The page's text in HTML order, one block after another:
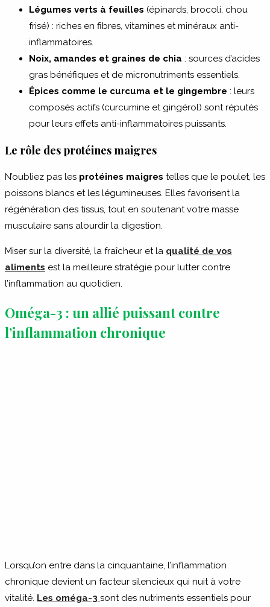
Légumes verts à feuilles (épinards, brocoli, chou
frisé) : riches en fibres, vitamines et minéraux anti-
inflammatoires.
Noix, amandes et graines de chia : sources d’acides
gras bénéfiques et de micronutriments essentiels.
Épices comme le curcuma et le gingembre : leurs
composés actifs (curcumine et gingérol) sont réputés
pour leurs effets anti-inflammatoires puissants.
Le rôle des protéines maigres
N’oubliez pas les protéines maigres telles que le poulet, les
poissons blancs et les légumineuses. Elles favorisent la
régénération des tissus, tout en soutenant votre masse
musculaire sans alourdir la digestion.
Miser sur la diversité, la fraîcheur et la qualité de vos
aliments est la meilleure stratégie pour lutter contre
l’inflammation au quotidien.
Oméga-3 : un allié puissant contre
l’inflammation chronique
Lorsqu’on entre dans la cinquantaine, l’inflammation
chronique devient un facteur silencieux qui nuit à votre
vitalité. Les oméga-3 sont des nutriments essentiels pour